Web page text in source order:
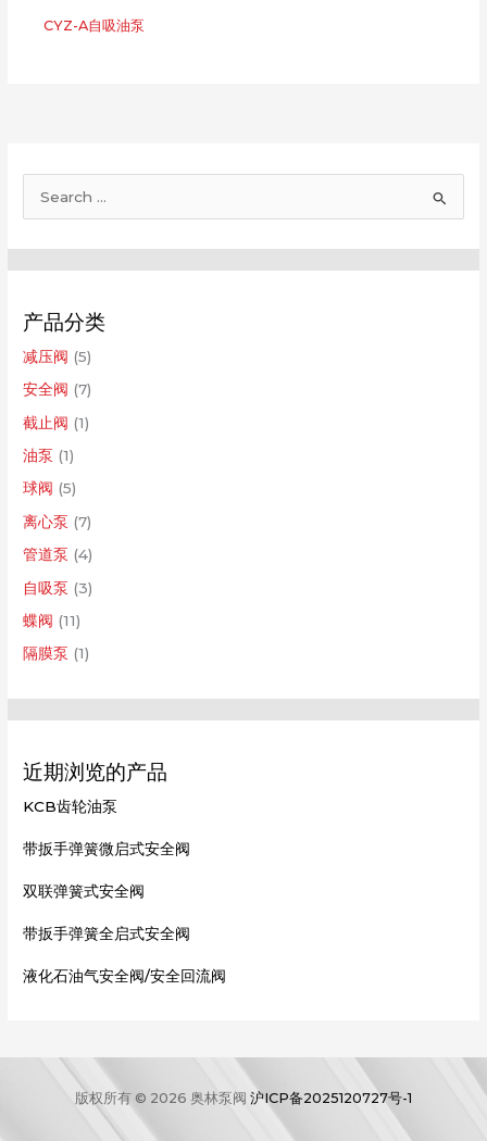
CYZ-A自吸油泵
索
：
产品分类
减压阀 (5)
安全阀 (7)
截止阀 (1)
油泵 (1)
球阀 (5)
离心泵 (7)
管道泵 (4)
自吸泵 (3)
蝶阀 (11)
隔膜泵 (1)
近期浏览的产品
KCB齿轮油泵
带扳手弹簧微启式安全阀
双联弹簧式安全阀
带扳手弹簧全启式安全阀
液化石油气安全阀/安全回流阀
版权所有 © 2026 奥林泵阀 沪ICP备2025120727号-1